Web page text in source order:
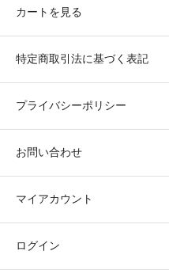
カートを見る
特定商取引法に基づく表記
プライバシーポリシー
お問い合わせ
マイアカウント
ログイン